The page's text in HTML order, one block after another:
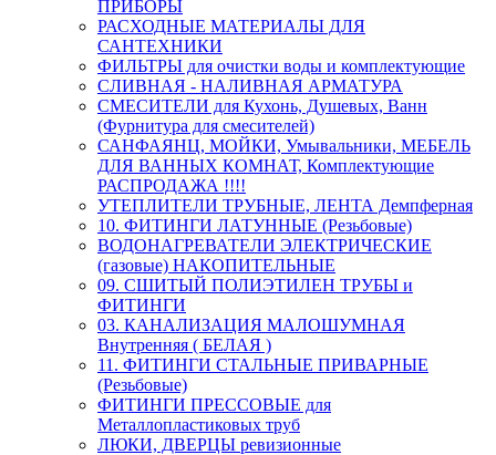
ПРИБОРЫ
РАСХОДНЫЕ МАТЕРИАЛЫ ДЛЯ
САНТЕХНИКИ
ФИЛЬТРЫ для очистки воды и комплектующие
СЛИВНАЯ - НАЛИВНАЯ АРМАТУРА
СМЕСИТЕЛИ для Кухонь, Душевых, Ванн
(Фурнитура для смесителей)
САНФАЯНЦ, МОЙКИ, Умывальники, МЕБЕЛЬ
ДЛЯ ВАННЫХ КОМНАТ, Комплектующие
РАСПРОДАЖА !!!!
УТЕПЛИТЕЛИ ТРУБНЫЕ, ЛЕНТА Демпферная
10. ФИТИНГИ ЛАТУННЫЕ (Резьбовые)
ВОДОНАГРЕВАТЕЛИ ЭЛЕКТРИЧЕСКИЕ
(газовые) НАКОПИТЕЛЬНЫЕ
09. СШИТЫЙ ПОЛИЭТИЛЕН ТРУБЫ и
ФИТИНГИ
03. КАНАЛИЗАЦИЯ МАЛОШУМНАЯ
Внутренняя ( БЕЛАЯ )
11. ФИТИНГИ СТАЛЬНЫЕ ПРИВАРНЫЕ
(Резьбовые)
ФИТИНГИ ПРЕССОВЫЕ для
Металлопластиковых труб
ЛЮКИ, ДВЕРЦЫ ревизионные